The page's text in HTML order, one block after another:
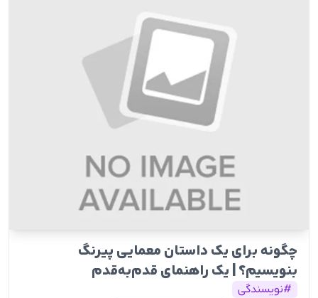
چگونه برای یک داستان معمایی پیرنگ
بنویسیم؟ | یک راهنمای قدم‌به‌قدم
#نویسندگی